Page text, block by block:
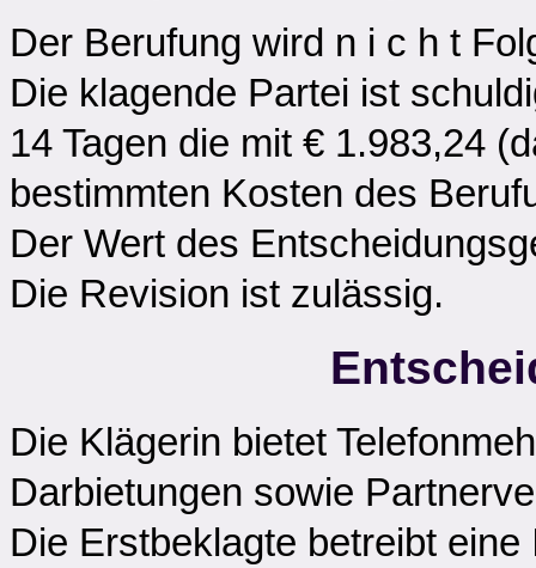
Der Berufung wird n i c h t
Die klagende Partei ist
14 Tagen die mit € 1.983,24
bestimmten Kosten des
Der Wert des
Die Revision ist zulässig.
Die Klägerin bietet
Darbietungen sowie
Die Erstbeklagte betreibt